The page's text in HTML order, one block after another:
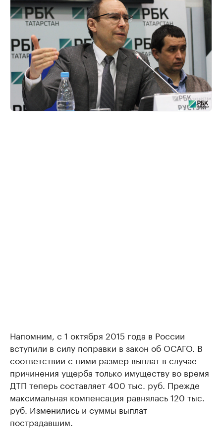
Напомним, с 1 октября 2015 года в России
вступили в силу поправки в закон об ОСАГО. В
соответствии с ними размер выплат в случае
причинения ущерба только имуществу во время
ДТП теперь составляет 400 тыс. руб. Прежде
максимальная компенсация равнялась 120 тыс.
руб. Изменились и суммы выплат
пострадавшим.